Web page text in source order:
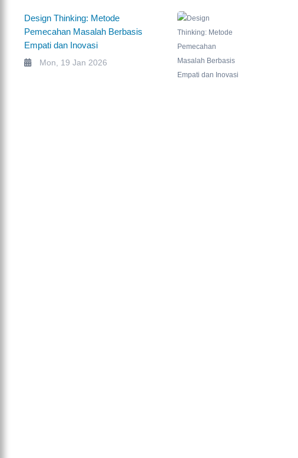
Design Thinking: Metode
Pemecahan Masalah Berbasis
Empati dan Inovasi
Mon, 19 Jan 2026